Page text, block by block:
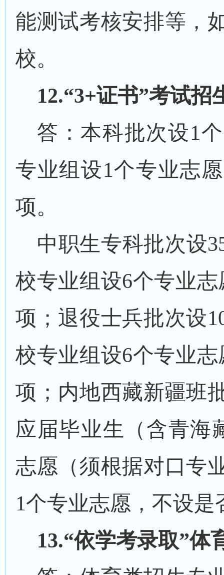
能测试考核安排等，
校。
12.“3+证书”考试招
答：本科批次设1
专业组设1个专业志
项。
中职生专科批次设
校专业组设6个专业志
项；退役士兵批次设
校专业组设6个专业志
项；内地西藏新疆班
应届毕业生（含青海
志愿（须根据对口专
1个专业志愿，不设是
13.“依学考录取”体